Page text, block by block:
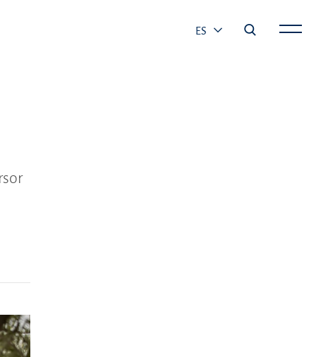
ES